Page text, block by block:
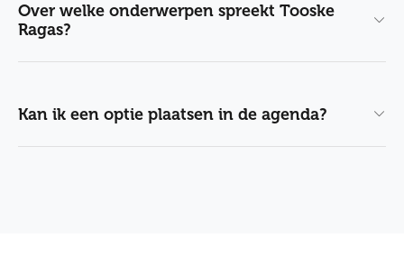
Over welke onderwerpen spreekt Tooske
Ragas?
Kan ik een optie plaatsen in de agenda?